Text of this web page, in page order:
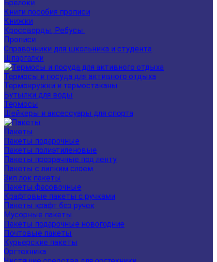
Брелоки
Книги пособия прописи
Книжки
Кроссворды, Ребусы.
Прописи
Справочники для школьника и студента
Шпаргалки
Термосы и посуда для активного отдыха
Термокружки и термостаканы
Бутылки для воды
Термосы
Шейкеры и аксессуары для спорта
Пакеты
Пакеты подарочные
Пакеты полиэтиленовые
Пакеты прозрачные под ленту
Пакеты с липким слоем
Зип лок пакеты
Пакеты фасовочные
Крафтовые пакеты с ручками
Пакеты крафт без ручек
Мусорные пакеты
Пакеты подарочные новогодние
Почтовые пакеты
Курьерские пакеты
Оргтехника